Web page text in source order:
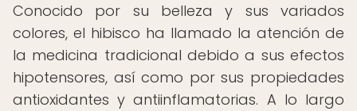
Conocido por su belleza y sus variados
colores, el hibisco ha llamado la atención de
la medicina tradicional debido a sus efectos
hipotensores, así como por sus propiedades
antioxidantes y antiinflamatorias. A lo largo